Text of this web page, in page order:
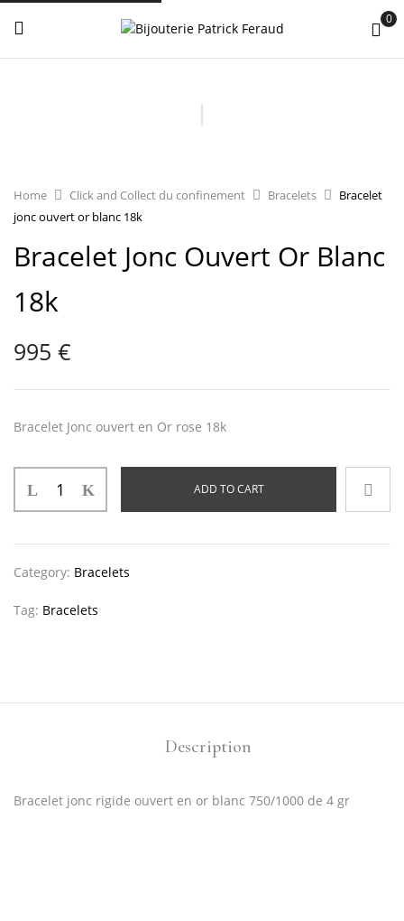
0
Home Click and Collect du confinement Bracelets
Bracelet
jonc ouvert or blanc 18k
Bracelet Jonc Ouvert Or Blanc
18k
995 €
Bracelet Jonc ouvert en Or rose 18k
ADD TO CART
Category: Bracelets
Tag: Bracelets
Description
Bracelet jonc rigide ouvert en or blanc 750/1000 de 4 gr